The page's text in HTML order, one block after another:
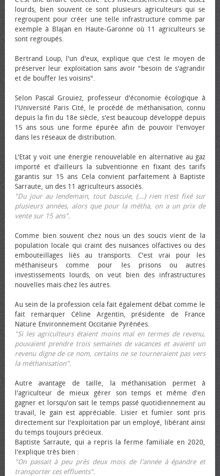
lourds, bien souvent ce sont plusieurs agriculteurs qui se
regroupent pour créer une telle infrastructure comme par
exemple à Blajan en Haute-Garonne où 11 agriculteurs se
sont regroupés.
Bertrand Loup, l'un d'eux, explique que c'est le moyen de
préserver leur exploitation sans avoir "besoin de s'agrandir
et de bouffer les voisins".
Selon Pascal Grouiez, professeur d'économie écologique à
l'Université Paris Cité, le procédé de méthanisation, connu
depuis la fin du 18e siècle, s'est beaucoup développé depuis
15 ans sous une forme épurée afin de pouvoir l'envoyer
dans les réseaux de distribution.
L'Etat y voit une énergie renouvelable en alternative au gaz
importé et d'ailleurs la subventionne en fixant des tarifs
garantis sur 15 ans Cela convient parfaitement à Baptiste
Sarraute, un des 11 agriculteurs associés.
"Du jour au lendemain, tout bascule, (...) rien n'est fixé sur
plusieurs années, alors que pour la métha, on a un prix de
vente sur 15 ans".
Comme bien souvent chez nous un des soucis vient de la
population locale qui craint des nuisances olfactives ou des
embouteillages liés au transports. C'est vrai pour les
méthaniseurs comme pour les prisons ou autres
investissements lourds, on veut bien des infrastructures
nouvelles mais chez les autres.
Au sein de la profession cela fait également débat comme le
fait remarquer Céline Argentin, présidente de France
Nature Environnement Occitanie Pyrénées.
"Si les agriculteurs étaient moins mal en termes de revenu,
pouvaient prendre trois semaines de vacances et avaient un
revenu digne de ce nom, certains ne se tourneraient pas vers
la méthanisation".
Autre avantage de taille, la méthanisation permet à
l'agriculteur de mieux gérer son temps et même d'en
gagner et lorsqu'on sait le temps passé quotidiennement au
travail, le gain est appréciable. Lisier et fumier sont pris
directement sur l'exploitation par un employé, libérant ainsi
du temps toujours précieux.
Baptiste Sarraute, qui a repris la ferme familiale en 2020,
l'explique très bien :
"On passait à peu près deux mois de l'année à épandre et
transporter ces effluents".